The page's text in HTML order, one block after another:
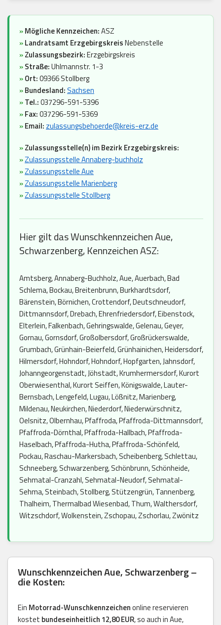
»Mögliche Kennzeichen:ASZ
»Landratsamt ErzgebirgskreisNebenstelle
»Zulassungsbezirk:Erzgebirgskreis
»Straße:Uhlmannstr. 1-3
»Ort:09366 Stollberg
»Bundesland:Sachsen
»Tel.:037296-591-5396
»Fax:037296-591-5369
»Email: zulassungsbehoerde@kreis-erz.de
»Zulassungsstelle(n) im Bezirk Erzgebirgskreis:
»Zulassungsstelle Annaberg-buchholz
»Zulassungsstelle Aue
»Zulassungsstelle Marienberg
»Zulassungsstelle Stollberg
Hier gilt das Wunschkennzeichen Aue,
Schwarzenberg, Kennzeichen ASZ:
Amtsberg, Annaberg-Buchholz, Aue, Auerbach, Bad
Schlema, Bockau, Breitenbrunn, Burkhardtsdorf,
Bärenstein, Börnichen, Crottendorf, Deutschneudorf,
Dittmannsdorf, Drebach, Ehrenfriedersdorf, Eibenstock,
Elterlein, Falkenbach, Gehringswalde, Gelenau, Geyer,
Gornau, Gornsdorf, Großolbersdorf, Großrückerswalde,
Grumbach, Grünhain-Beierfeld, Grünhainichen, Heidersdorf,
Hilmersdorf, Hohndorf, Hohndorf, Hopfgarten, Jahnsdorf,
Johanngeorgenstadt, Jöhstadt, Krumhermersdorf, Kurort
Oberwiesenthal, Kurort Seiffen, Königswalde, Lauter-
Bernsbach, Lengefeld, Lugau, Lößnitz, Marienberg,
Mildenau, Neukirchen, Niederdorf, Niederwürschnitz,
Oelsnitz, Olbernhau, Pfaffroda, Pfaffroda-Dittmannsdorf,
Pfaffroda-Dörnthal, Pfaffroda-Hallbach, Pfaffroda-
Haselbach, Pfaffroda-Hutha, Pfaffroda-Schönfeld,
Pockau, Raschau-Markersbach, Scheibenberg, Schlettau,
Schneeberg, Schwarzenberg, Schönbrunn, Schönheide,
Sehmatal-Cranzahl, Sehmatal-Neudorf, Sehmatal-
Sehma, Steinbach, Stollberg, Stützengrün, Tannenberg,
Thalheim, Thermalbad Wiesenbad, Thum, Walthersdorf,
Witzschdorf, Wolkenstein, Zschopau, Zschorlau, Zwönitz
Wunschkennzeichen Aue, Schwarzenberg –
die Kosten:
Ein Motorrad-Wunschkennzeichenonline reservieren
kostet bundeseinheitlich 12,80 EUR, so auch in Aue,